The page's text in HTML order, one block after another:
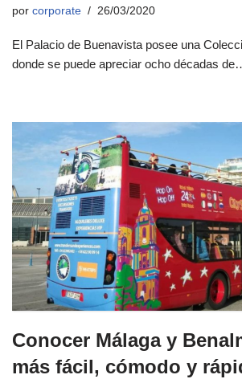
por corporate 26/03/2020
El Palacio de Buenavista posee una
donde se puede apreciar ocho décadas
Conocer Málaga y
más fácil, cómodo y